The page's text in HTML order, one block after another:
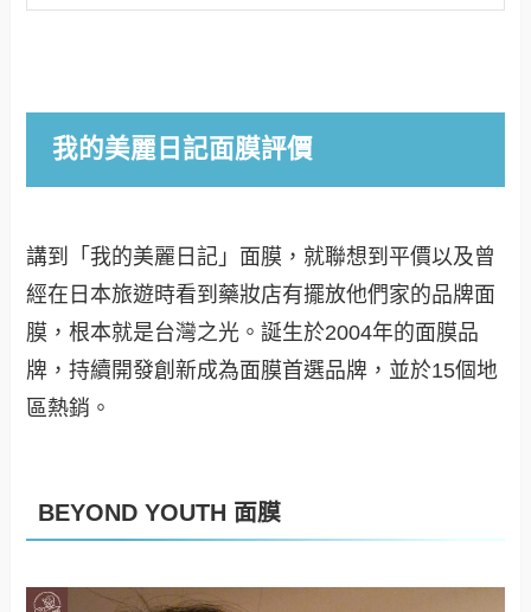
我的美麗日記面膜評價
講到「我的美麗日記」面膜，就聯想到平價以及曾
經在日本旅遊時看到藥妝店有擺放他們家的品牌面
膜，根本就是台灣之光。誕生於2004年的面膜品
牌，持續開發創新成為面膜首選品牌，並於15個地
區熱銷。
BEYOND YOUTH 面膜